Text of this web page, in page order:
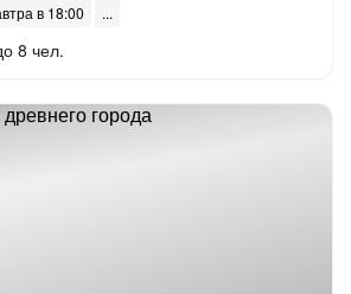
в 18:00
8 чел.